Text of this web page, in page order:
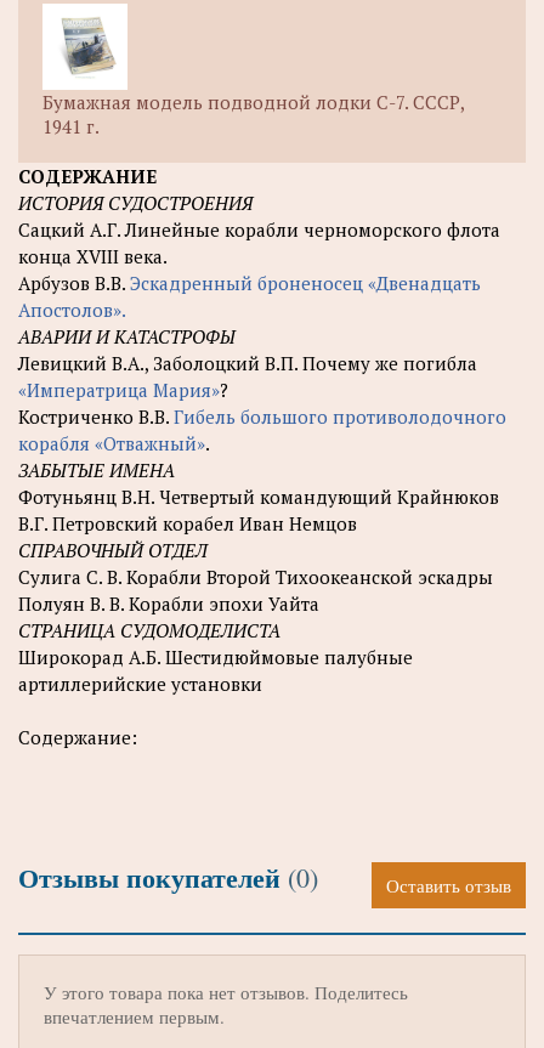
Бумажная модель подводной лодки С-7. СССР,
1941 г.
СОДЕРЖАНИЕ
ИСТОРИЯ СУДОСТРОЕНИЯ
Сацкий А.Г. Линейные корабли черноморского флота
конца XVIII века.
Арбузов В.В. Эскадренный броненосец «Двенадцать
Апостолов».
АВАРИИ И КАТАСТРОФЫ
Левицкий В.А., Заболоцкий В.П. Почему же погибла
«Императрица Мария»?
Костриченко В.В. Гибель большого противолодочного
корабля «Отважный».
ЗАБЫТЫЕ ИМЕНА
Фотуньянц В.Н. Четвертый командующий Крайнюков
В.Г. Петровский корабел Иван Немцов
СПРАВОЧНЫЙ ОТДЕЛ
Сулига С. В. Корабли Второй Тихоокеанской эскадры
Полуян В. В. Корабли эпохи Уайта
СТРАНИЦА СУДОМОДЕЛИСТА
Широкорад А.Б. Шестидюймовые палубные
артиллерийские установки
Содержание:
Отзывы покупателей (0) Оставить отзыв
У этого товара пока нет отзывов. Поделитесь
впечатлением первым.